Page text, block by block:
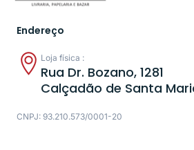
Endereço
Loja física :
Rua Dr. Bozano, 1281
Calçadão de Santa
CNPJ: 93.210.573/0001-20